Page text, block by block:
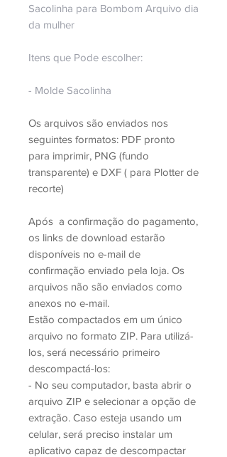
Sacolinha para Bombom Arquivo dia
da mulher
Itens que Pode escolher:
- Molde Sacolinha
Os arquivos são enviados nos
seguintes formatos: PDF pronto
para imprimir, PNG (fundo
transparente) e DXF ( para Plotter de
recorte)
Após a confirmação do pagamento,
os links de download estarão
disponíveis no e-mail de
confirmação enviado pela loja. Os
arquivos não são enviados como
anexos no e-mail.
Estão compactados em um único
arquivo no formato ZIP. Para utilizá-
los, será necessário primeiro
descompactá-los:
- No seu computador, basta abrir o
arquivo ZIP e selecionar a opção de
extração. Caso esteja usando um
celular, será preciso instalar um
aplicativo capaz de descompactar